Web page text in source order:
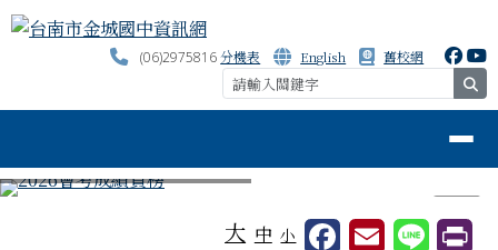
跳至主內容區
台南市金城國中資訊網
(06)2975816分機表 English 舊校網
⏸
大 中 小